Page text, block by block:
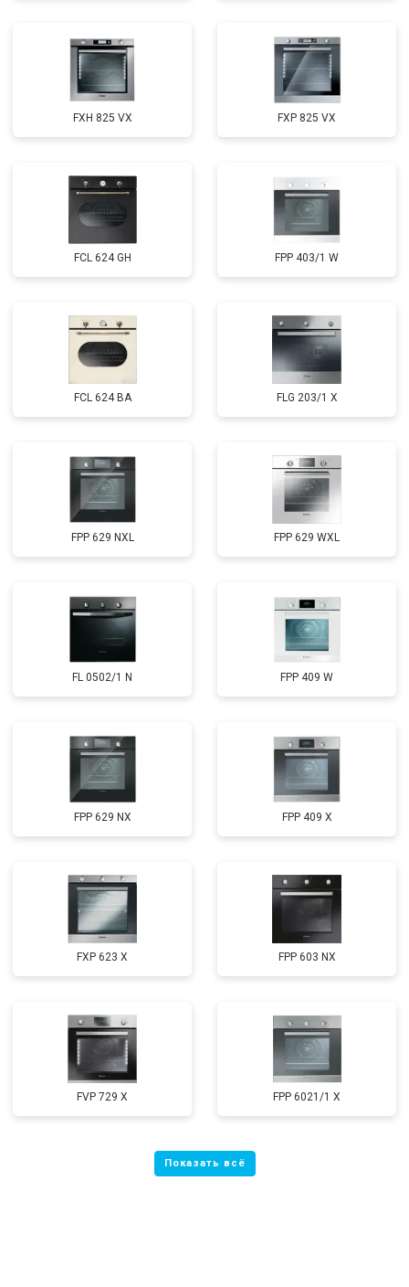
FXH 825 VX FXP 825 VX
FCL 624 GH FPP 403/1 W
FCL 624 BA FLG 203/1 X
FPP 629 NXL FPP 629 WXL
FL 0502/1 N FPP 409 W
FPP 629 NX FPP 409 X
FXP 623 X FPP 603 NX
FVP 729 X FPP 6021/1 X